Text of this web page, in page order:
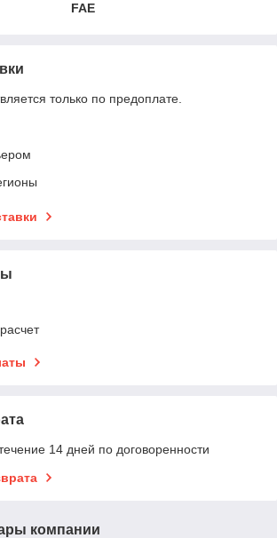
FAE
только по предоплате.
14 дней по договоренности
компании